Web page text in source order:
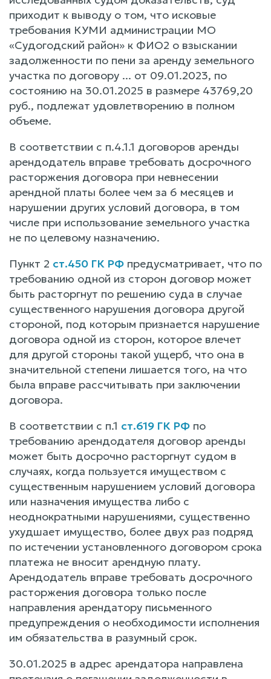
приходит к выводу о том, что исковые
требования КУМИ администрации МО
«Судогодский район» к ФИО2 о взыскании
задолженности по пени за аренду земельного
участка по договору ... от 09.01.2023, по
состоянию на 30.01.2025 в размере 43769,20
руб., подлежат удовлетворению в полном
объеме.
В соответствии с п.4.1.1 договоров аренды
арендодатель вправе требовать досрочного
расторжения договора при невнесении
арендной платы более чем за 6 месяцев и
нарушении других условий договора, в том
числе при использование земельного участка
не по целевому назначению.
Пункт 2 ст.450 ГК РФ предусматривает, что по
требованию одной из сторон договор может
быть расторгнут по решению суда в случае
существенного нарушения договора другой
стороной, под которым признается нарушение
договора одной из сторон, которое влечет
для другой стороны такой ущерб, что она в
значительной степени лишается того, на что
была вправе рассчитывать при заключении
договора.
В соответствии с п.1 ст.619 ГК РФ по
требованию арендодателя договор аренды
может быть досрочно расторгнут судом в
случаях, когда пользуется имуществом с
существенным нарушением условий договора
или назначения имущества либо с
неоднократными нарушениями, существенно
ухудшает имущество, более двух раз подряд
по истечении установленного договором срока
платежа не вносит арендную плату.
Арендодатель вправе требовать досрочного
расторжения договора только после
направления арендатору письменного
предупреждения о необходимости исполнения
им обязательства в разумный срок.
30.01.2025 в адрес арендатора направлена